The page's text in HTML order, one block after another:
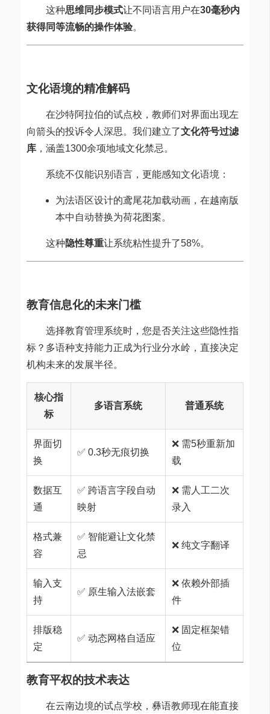
这种思维同步模式让不同语言用户在30毫秒内
获得同等流畅的操作体验。
文化语境的精准解码
在沙特阿拉伯的试点校，教师们对界面出现左
向箭头的投诉令人深思。我们建立了文化符号过滤
库，涵盖1300余项地域文化禁忌。
系统不仅能识别语言，更能感知文化语境：
为法语区设计的鸢尾花加载动画，在越南版
本中自动替换为荷花图案。
这种隐性尊重让系统粘性提升了58%。
教育信息化的未来门槛
选择教育管理系统时，您是否关注这些隐性指
标？多语种支持能力正成为行业分水岭，直接决定
机构未来的发展半径。
核心指
标
多语言系统 普通系统
界面切
换
✅ 0.3秒无痕切换
❌ 需5秒重新加
载
数据互
通
✅ 跨语言字段自动
映射
❌ 需人工二次
录入
格式兼
容
✅ 智能避让文化禁
忌
❌ 纯文字翻译
输入支
持
✅ 原生输入法嵌套
❌ 依赖外部插
件
排版稳
定
✅ 动态网格自适应
❌ 固定框架错
位
教育平权的技术表达
在云南边境的试点学校，彝语教师现在能直接